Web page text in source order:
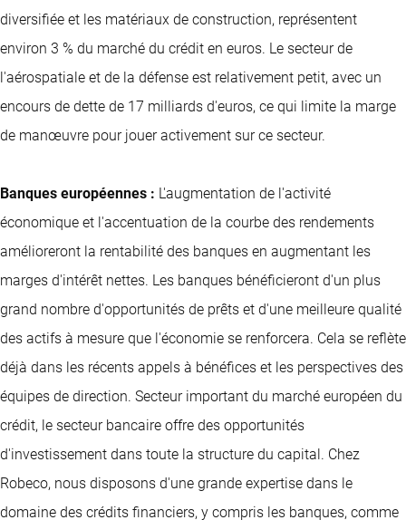
diversifiée et les matériaux de construction, représentent
environ 3 % du marché du crédit en euros. Le secteur de
l'aérospatiale et de la défense est relativement petit, avec un
encours de dette de 17 milliards d'euros, ce qui limite la marge
de manœuvre pour jouer activement sur ce secteur.
Banques européennes : L'augmentation de l'activité
économique et l'accentuation de la courbe des rendements
amélioreront la rentabilité des banques en augmentant les
marges d'intérêt nettes. Les banques bénéficieront d'un plus
grand nombre d'opportunités de prêts et d'une meilleure qualité
des actifs à mesure que l'économie se renforcera. Cela se reflète
déjà dans les récents appels à bénéfices et les perspectives des
équipes de direction. Secteur important du marché européen du
crédit, le secteur bancaire offre des opportunités
d'investissement dans toute la structure du capital. Chez
Robeco, nous disposons d'une grande expertise dans le
domaine des crédits financiers, y compris les banques, comme